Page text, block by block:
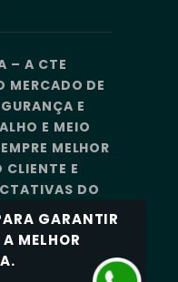
– A CTE
MERCADO DE
E
E MEIO
MELHOR
E
DO
DE
GARANTIR
MELHOR